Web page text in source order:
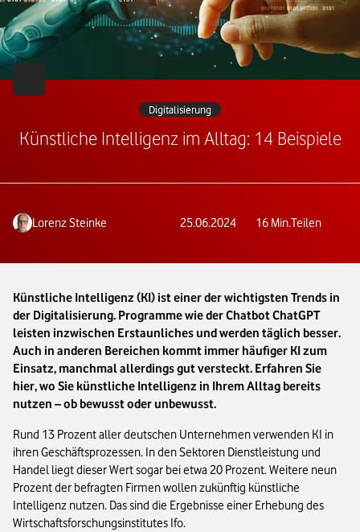
Digitalisierung
Künstliche Intelligenz im Alltag: 14 Beispiele
Lorenz Steinke 25.06.2024 16 Min.Teilen
Künstliche Intelligenz (KI) ist einer der wichtigsten Trends in
der Digitalisierung. Programme wie der Chatbot ChatGPT
leisten inzwischen Erstaunliches und werden täglich besser.
Auch in anderen Bereichen kommt immer häufiger KI zum
Einsatz, manchmal allerdings gut versteckt. Erfahren Sie
hier, wo Sie künstliche Intelligenz in Ihrem Alltag bereits
nutzen – ob bewusst oder unbewusst.
Rund 13 Prozent aller deutschen Unternehmen verwenden KI in
ihren Geschäftsprozessen. In den Sektoren Dienstleistung und
Handel liegt dieser Wert sogar bei etwa 20 Prozent. Weitere neun
Prozent der befragten Firmen wollen zukünftig künstliche
Intelligenz nutzen. Das sind die Ergebnisse einer Erhebung des
Wirtschaftsforschungsinstitutes Ifo.